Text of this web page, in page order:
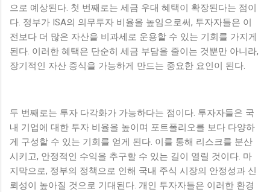
으로 예상된다. 첫 번째로는 세금 우대 혜택이 확장된다는 점이
다. 정부가 ISA의 의무투자 비율을 높임으로써, 투자자들은 이
전보다 더 많은 자산을 비과세로 운용할 수 있는 기회를 가지게
된다. 이러한 혜택은 단순히 세금 부담을 줄이는 것뿐만 아니라,
장기적인 자산 증식을 가능하게 만드는 중요한 요인이 된다.
두 번째로는 투자 다각화가 가능하다는 점이다. 투자자들은 국
내 기업에 대한 투자 비율을 높이며 포트폴리오를 보다 다양하
게 구성할 수 있는 기회를 얻게 된다. 이를 통해 리스크를 분산
시키고, 안정적인 수익을 추구할 수 있는 길이 열릴 것이다. 마
지막으로, 정부의 정책으로 인해 국내 주식 시장의 안정성과 신
뢰성이 높아질 것으로 기대된다. 개인 투자자들은 이러한 환경